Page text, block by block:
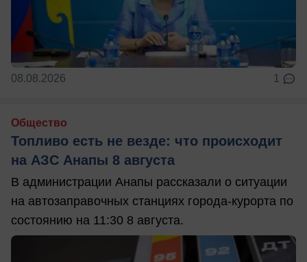
08.08.2026 1
Общество
Топливо есть не везде: что происходит
на АЗС Анапы 8 августа
В администрации Анапы рассказали о ситуации
на автозаправочных станциях города-курорта по
состоянию на 11:30 8 августа.